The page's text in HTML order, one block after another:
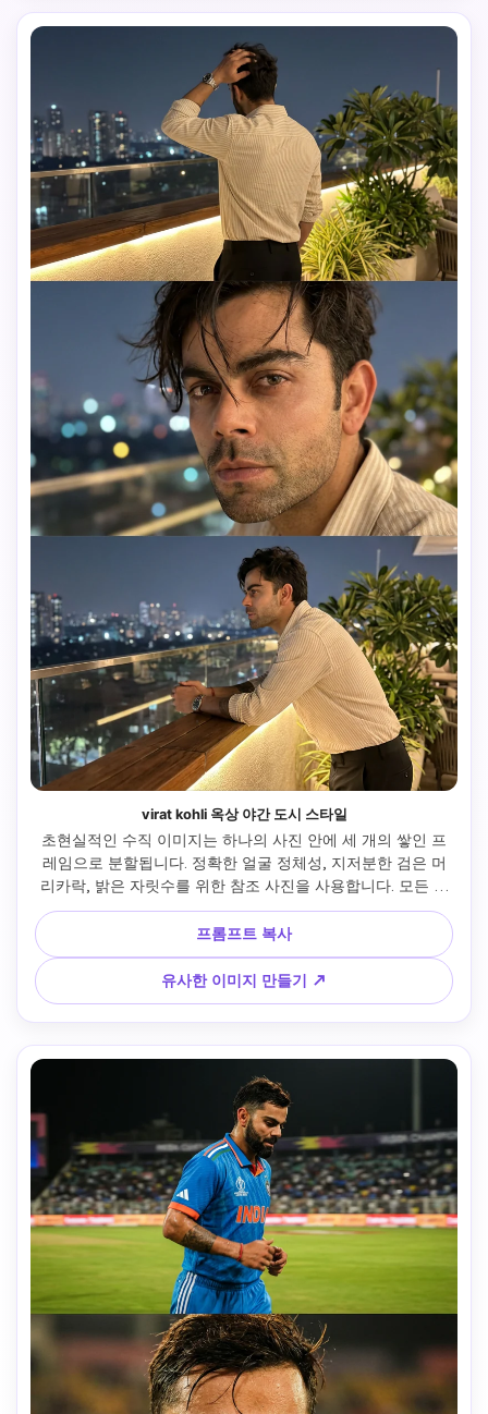
스러운 순간. 의상(잠금): 라임 그린 수직 줄무늬 버튼 다운 셔
계. 머리카락과 얼굴(잠긴): 중간 길이 두꺼운 자연스러운 모발,
약간 지저분한, 눈에 보이는 모공을 가진 실제 피부 질감, 매끄
럽지 않고, 미용 필터가 없다. 맨 위 프레임-등 촬영: 뒷면, 손이
목 근처의 머리카락을 만지고, 손가락이 약간 얽히고, 머리가
약간 아래로 기울어져 있고, 편안한 포즈. 중간 프레임-클로즈
업: 위쪽 얼굴과 눈의 긴밀한 클로즈업, 눈 근처의 머리카락, 눈
이 부분적으로 볼 수 있고, 부드러운 초점과 약한 모션 흐림, 친
밀하고 자세하지 않으며, 스마트폰 느낌. 아래쪽 프레임-중간
촬영: 허리나 가슴에서 중간 촬영, 난간에 기대고, 옆으로 바라
보고, 냉정한 자신감 있는 사색적 표정, 자연스러운 포즈. 조명:
따뜻한 리조트 램프와 시원한 밤의 환경 조명, 얼굴과 셔츠에
부드러운 조명, 배경이 약간 어두운, 플래시 없는, 자연적인 약
빛 소음. 카메라 느낌: 휴대용 스마트폰 사진, 초상화 모드 없
는, 가짜 흐림 없는, 약한 손흔들기, 부드러운 부드러움, 부드러
운 부드러움, 불완전한 프레임, 몇 초 간격으로 촬영된 세 개의
솔직한 폭발 사진. 전반적인 기분: 쉽지 않은 우아함, 조용한 자
신감, 현대, pinterest 스타일의 미적.
virat kohli 옥상 야간 도시 스타일
초현실적인 수직 이미지는 하나의 사진 안에 세 개의 쌓인 프
레임으로 분할됩니다. 정확한 얼굴 정체성, 지저분한 검은 머
리카락, 밝은 자릿수를 위한 참조 사진을 사용합니다. 모든 프
레임에서 동일한 아이디어를 유지합니다. 위치: 야간 현대적인
럭셔리 옥상 발코니, 나무 난간 아래에 따뜻한 led 스트립 조
명, 옆에 푸른 녹색 분대 식물, 짙은 파란색 밤의 배경에 보크
램프가 있는 흐릿한 도시 스카이라인. 의상: 연한 베이지/크림
컬러 버튼 패드 셔츠, 검은 바지, 은색 금속 시계, 실제 피부 질
감, 볼 수 있는 모공을 가지고, 필터가 없다. 상단 프레임-후면
뷰: 중간 촬영. 대상자는 난간 앞에 서서 도시를 바라보며 한손
중간 프레임-극단적인 클로즈업: 초상화 촬영. 주제는 차분하
고 중립적인 표정으로 카메라를 살짝 바라보고 있다. 이마에
떨어지는 지저분한 머리카락과 현실적인 얼굴 세부 사항에 초
점을 맞추세요. 아래쪽 프레임-측면 프로파일: 중간 촬영. 주제
는 앞으로 기울어 팔뚝을 나무 난간에 놓고 먼 곳을 바라보고
있다. 조명: 영화 구성, 휴대용 스마트폰의 느낌, 자연 조명, 대
기적인 밤 환경. 기분: 내성, 도시의 조용한 밤, 고급 라이프 스
타일 미학. 부정적인 안내: 스튜디오 조명, 무거운 영화 등급,
플래시, 뷰티 필터, 매끄러운 플라스틱 피부, CGI, 가짜 배경,
포즈 패션 촬영, 왜곡된 얼굴.
프롬프트 복사
유사한 이미지 만들기 ↗